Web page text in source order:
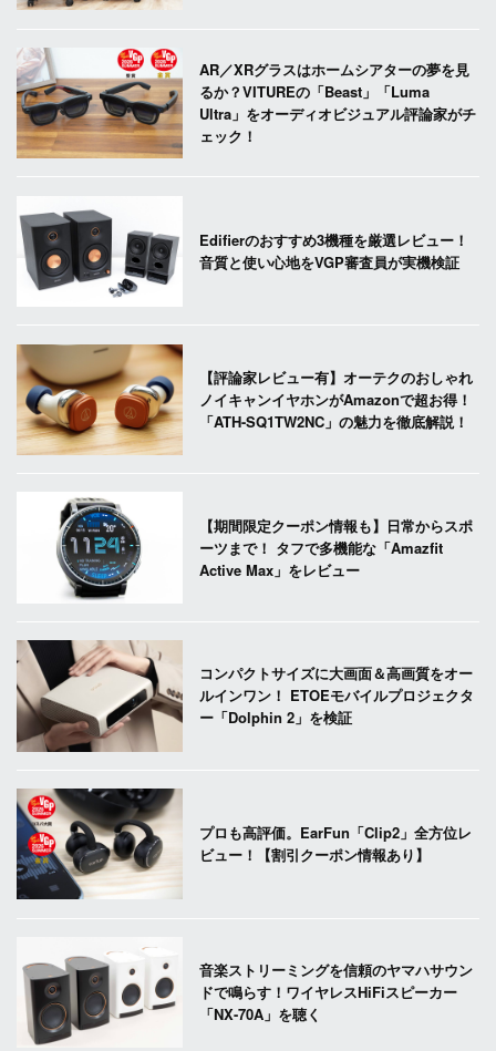
AR／XRグラスはホームシアターの夢を見
るか？VITUREの「Beast」「Luma
Ultra」をオーディオビジュアル評論家がチ
ェック！
Edifierのおすすめ3機種を厳選レビュー！
音質と使い心地をVGP審査員が実機検証
【評論家レビュー有】オーテクのおしゃれ
ノイキャンイヤホンがAmazonで超お得！
「ATH-SQ1TW2NC」の魅力を徹底解説！
【期間限定クーポン情報も】日常からスポ
ーツまで！ タフで多機能な「Amazfit
Active Max」をレビュー
コンパクトサイズに大画面＆高画質をオー
ルインワン！ ETOEモバイルプロジェクタ
ー「Dolphin 2」を検証
プロも高評価。EarFun「Clip2」全方位レ
ビュー！【割引クーポン情報あり】
音楽ストリーミングを信頼のヤマハサウン
ドで鳴らす！ワイヤレスHiFiスピーカー
「NX-70A」を聴く